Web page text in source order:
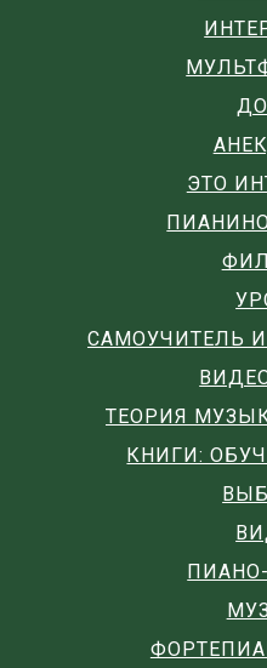
ЭТО
САМОУЧИТЕЛЬ
ТЕОРИЯ
КНИГИ: